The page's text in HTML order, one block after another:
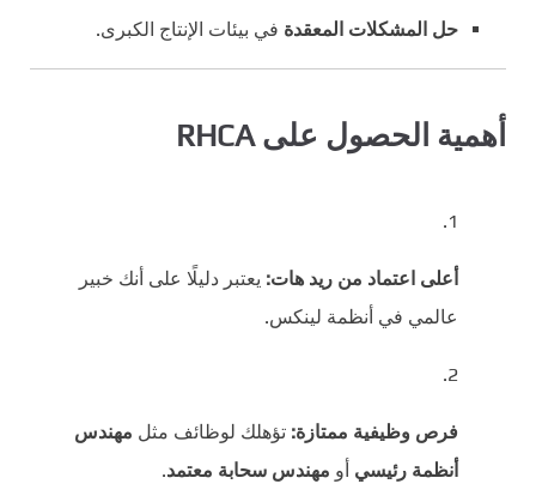
حل المشكلات المعقدة في بيئات الإنتاج الكبرى.
أهمية الحصول على RHCA
أعلى اعتماد من ريد هات: يعتبر دليلًا على أنك خبير
عالمي في أنظمة لينكس.
فرص وظيفية ممتازة: تؤهلك لوظائف مثل مهندس
أنظمة رئيسي أو مهندس سحابة معتمد.